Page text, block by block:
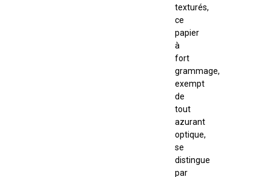
texturés,
ce
papier
à
fort
grammage,
exempt
de
tout
azurant
optique,
se
distingue
par